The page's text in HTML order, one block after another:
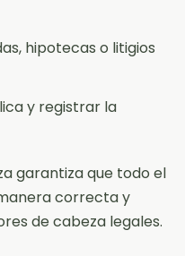
hipotecas o litigios
y registrar la
garantiza que todo el
correcta y
de cabeza legales.